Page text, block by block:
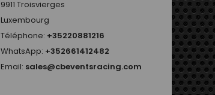
9911 Troisvierges
Luxembourg
Téléphone: +35220881216
WhatsApp: +352661412482
Email: sales@cbeventsracing.com